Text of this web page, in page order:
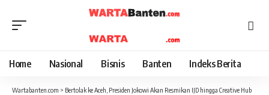
Home Nasional Bisnis Banten Indeks Berita
Wartabanten.com > Bertolak ke Aceh, Presiden Jokowi Akan Resmikan IJD hingga Creative Hub